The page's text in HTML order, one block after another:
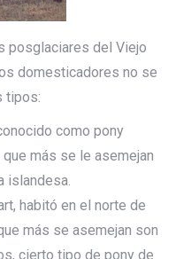
posglaciares del Viejo
domesticadores no se
tipos:
como pony
más se le asemejan
islandesa.
habitó en el norte de
más se asemejan son
cierto tipo de pony de